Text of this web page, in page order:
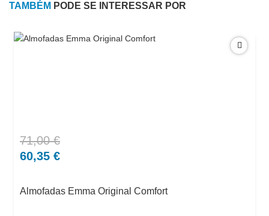
TAMBÉM PODE SE INTERESSAR POR
71,00€
O
preço
71,00 €.
60,35 €
O
preço
60,35 €.
Almofadas Emma Original Comfort